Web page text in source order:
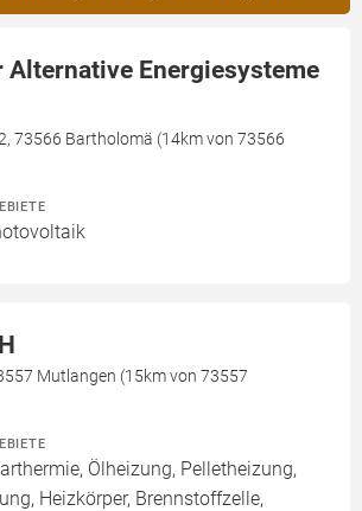
Alternative Energiesysteme
73566 Bartholomä (14km von 73566
Mutlangen (15km von 73557
Ölheizung, Pelletheizung,
Heizkörper, Brennstoffzelle,